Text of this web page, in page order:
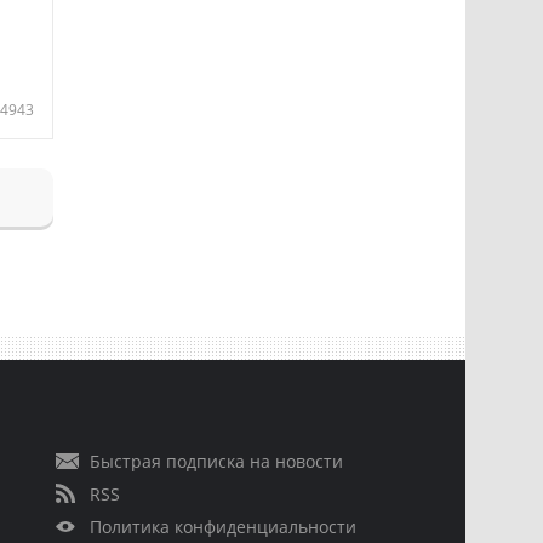
4943
Быстрая подписка на новости
RSS
Политика конфиденциальности